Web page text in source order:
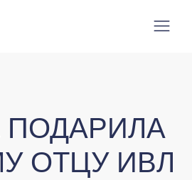
ПОДАРИЛА
ОТЦУ ИВЛ